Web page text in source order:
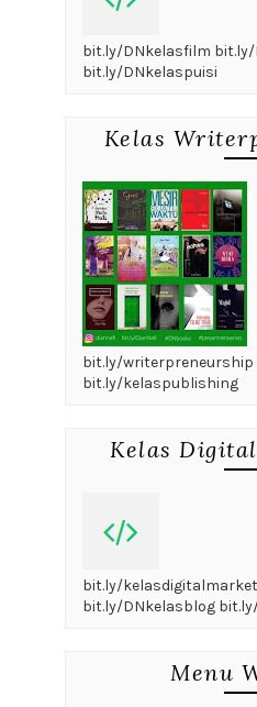
bit.ly/DNkelasfilm bit.ly/
bit.ly/DNkelaspuisi
Kelas
bit.ly/
bit.ly/kelaspublishing
Kelas
bit.ly/
bit.ly/DNkelasblog
Menu